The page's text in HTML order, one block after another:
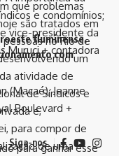
e condomínios;
vice-presidente da
Muruci + contadora
(Macaé), Jeanne
Boulevard +
para ganhar esse
que problemas
são tratados em
no Rio de
um
atividade de
de Síndicos e
e,
para compor de
de uma
fluminense.
com
Siga-nos